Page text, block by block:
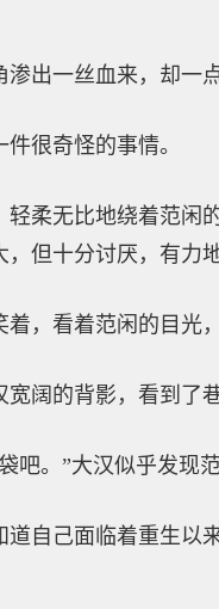
出一丝血来，却一
很奇怪的事情。
轻柔无比地绕着范闲
但十分讨厌，有力
着，看着范闲的目光
宽阔的背影，看到了
吧。”大汉似乎发现
道自己面临着重生以